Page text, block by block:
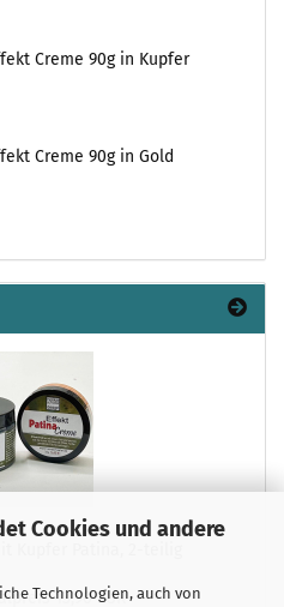
Cookies und andere
Technologien, auch von
Creme 90g in Kupfer
Creme 90g in Gold
Kupfer Patina, 2-teilig
13,90 EUR